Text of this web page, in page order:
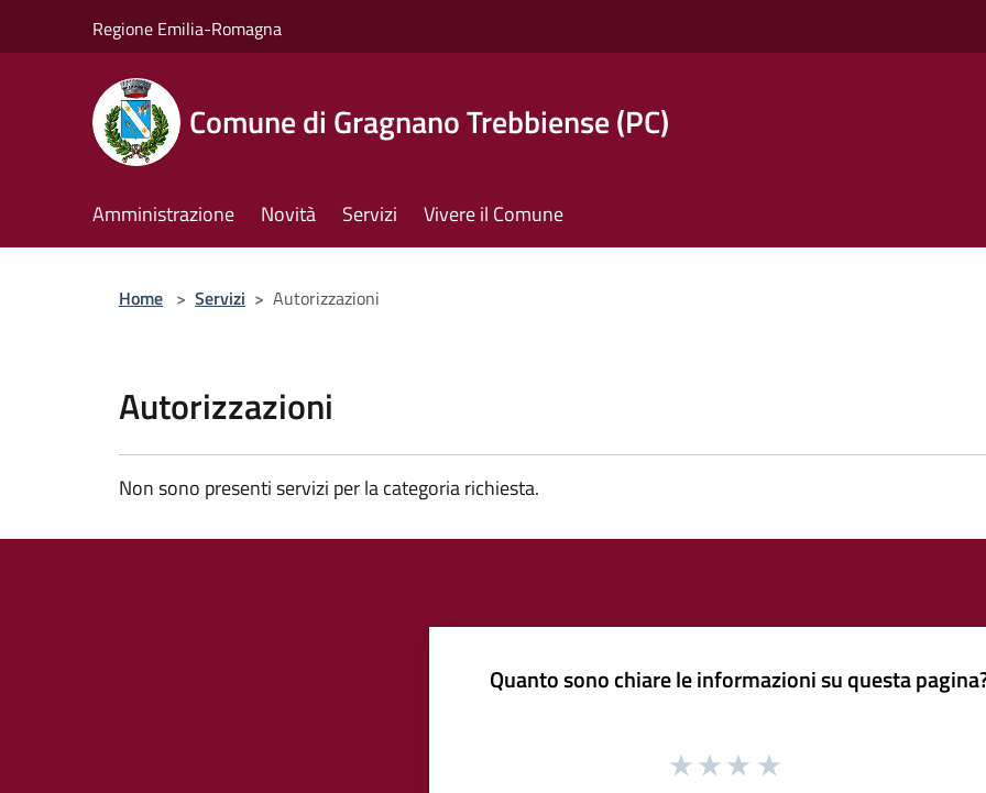
Regione Emilia-Romagna
Comune di Gragnano Trebbiense (PC)
Amministrazione Novità Servizi Vivere il Comune
Home > Servizi > Autorizzazioni
Autorizzazioni
Non sono presenti servizi per la categoria richiesta.
Quanto sono chiare le informazioni su questa